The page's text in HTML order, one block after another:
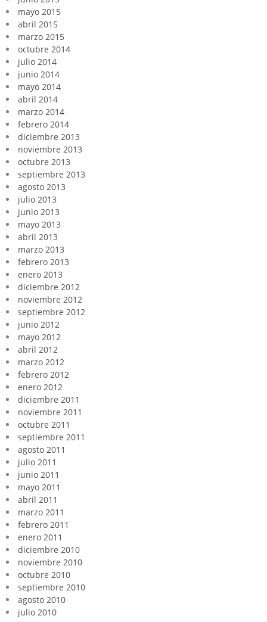
mayo 2015
abril 2015
marzo 2015
octubre 2014
julio 2014
junio 2014
mayo 2014
abril 2014
marzo 2014
febrero 2014
diciembre 2013
noviembre 2013
octubre 2013
septiembre 2013
agosto 2013
julio 2013
junio 2013
mayo 2013
abril 2013
marzo 2013
febrero 2013
enero 2013
diciembre 2012
noviembre 2012
septiembre 2012
junio 2012
mayo 2012
abril 2012
marzo 2012
febrero 2012
enero 2012
diciembre 2011
noviembre 2011
octubre 2011
septiembre 2011
agosto 2011
julio 2011
junio 2011
mayo 2011
abril 2011
marzo 2011
febrero 2011
enero 2011
diciembre 2010
noviembre 2010
octubre 2010
septiembre 2010
agosto 2010
julio 2010